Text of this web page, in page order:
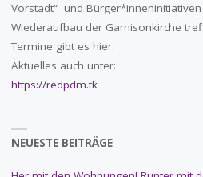
Vorstadt“ und
Wiederaufbau der Garnisonkirche
Termine gibt es hier.
Aktuelles auch unter:
https://redpdm.tk
NEUESTE BEITRÄGE